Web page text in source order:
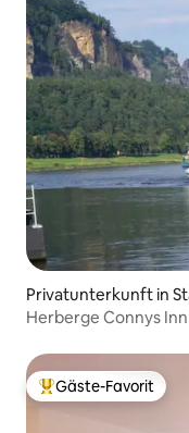
Privatunterkunft in
Herberge Connys
Beliebter Gäste-
Gäste-Favorit